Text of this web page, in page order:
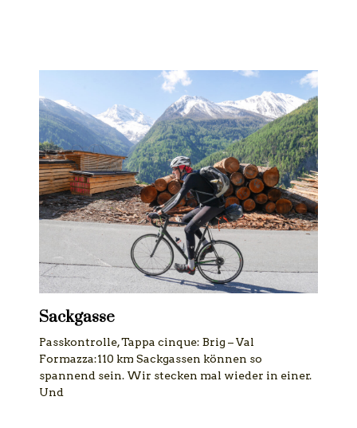
Sackgasse
Passkontrolle, Tappa cinque: Brig – Val
Formazza:110 km Sackgassen können so
spannend sein. Wir stecken mal wieder in einer.
Und